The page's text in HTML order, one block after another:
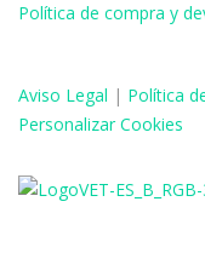
Política de compra y
Aviso Legal | Política
Personalizar Cookies